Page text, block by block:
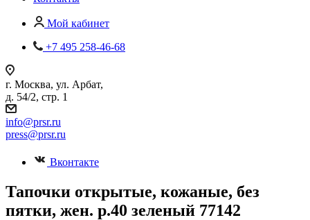
Мой кабинет
+7 495 258-46-68
г. Москва, ул. Арбат,
д. 54/2, стр. 1
info@prsr.ru
press@prsr.ru
Вконтакте
Тапочки открытые, кожаные, без
пятки, жен. р.40 зеленый 77142